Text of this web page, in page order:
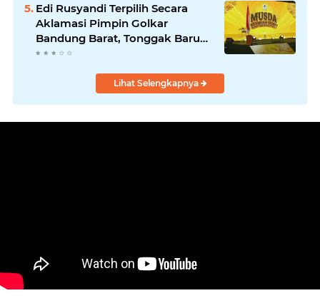
Edi Rusyandi Terpilih Secara
Aklamasi Pimpin Golkar
Bandung Barat, Tonggak Baru
Kepemimpinan Harmonis
Lihat Selengkapnya